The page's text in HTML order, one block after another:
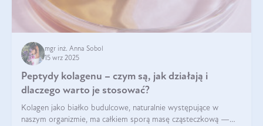
mgr inż. Anna Sobol
15 wrz 2025
Peptydy kolagenu – czym są, jak działają i
dlaczego warto je stosować?
Kolagen jako białko budulcowe, naturalnie występujące w
naszym organizmie, ma całkiem sporą masę cząsteczkową —